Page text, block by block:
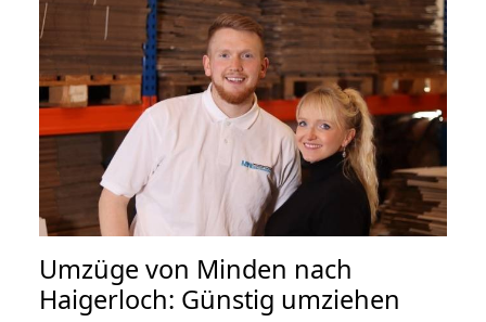
Umzüge von Minden nach
Haigerloch: Günstig umziehen